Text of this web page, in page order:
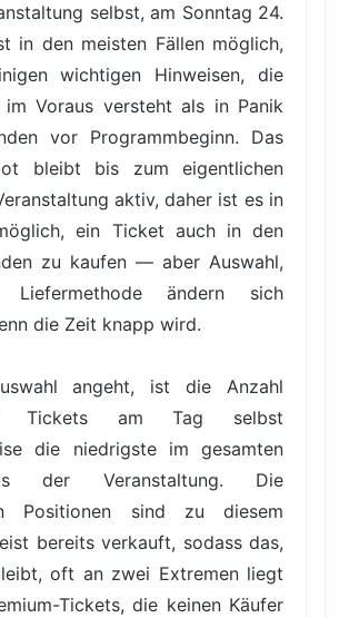
selbst, am Sonntag 24.
in den meisten Fällen möglich,
wichtigen Hinweisen, die
im Voraus versteht als in Panik
vor Programmbeginn. Das
bleibt bis zum eigentlichen
aktiv, daher ist es in
ein Ticket auch in den
zu kaufen — aber Auswahl,
ändern sich
die Zeit knapp wird.
angeht, ist die Anzahl
Tickets am Tag selbst
die niedrigste im gesamten
der Veranstaltung. Die
Positionen sind zu diesem
bereits verkauft, sodass das,
oft an zwei Extremen liegt
Tickets, die keinen Käufer